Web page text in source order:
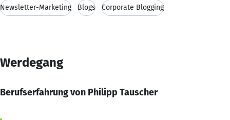
Newsletter-Marketing Blogs Corporate Blogging
Werdegang
Berufserfahrung von Philipp Tauscher